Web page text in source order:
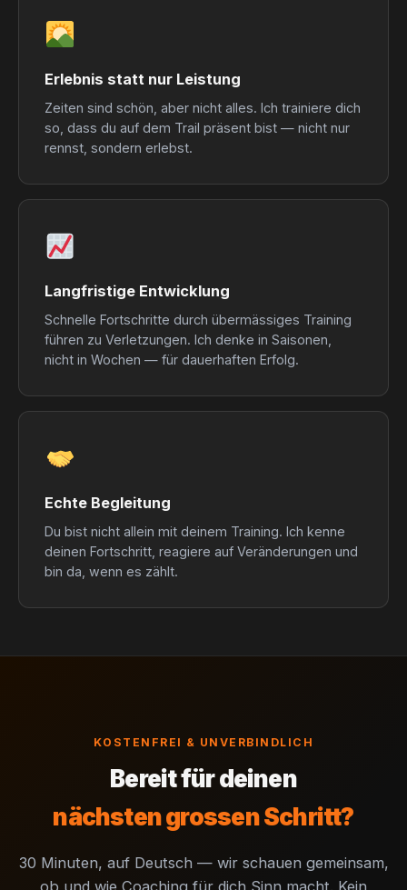
Erlebnis statt nur Leistung
Zeiten sind schön, aber nicht alles. Ich trainiere dich
so, dass du auf dem Trail präsent bist — nicht nur
rennst, sondern erlebst.
Langfristige Entwicklung
Schnelle Fortschritte durch übermässiges Training
führen zu Verletzungen. Ich denke in Saisonen,
nicht in Wochen — für dauerhaften Erfolg.
Echte Begleitung
Du bist nicht allein mit deinem Training. Ich kenne
deinen Fortschritt, reagiere auf Veränderungen und
bin da, wenn es zählt.
KOSTENFREI & UNVERBINDLICH
Bereit für deinen
nächsten grossen Schritt?
30 Minuten, auf Deutsch — wir schauen gemeinsam,